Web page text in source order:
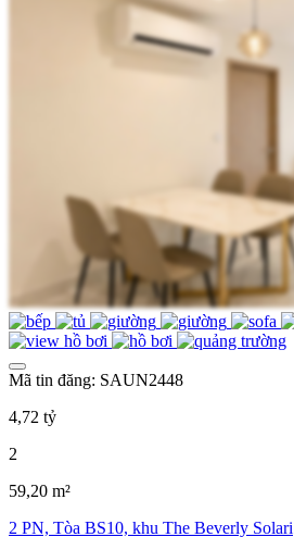
Mã tin đăng: SAUN2448
4,72 tỷ
2
59,20 m²
2 PN, Tòa BS10, khu The Beverly Solari